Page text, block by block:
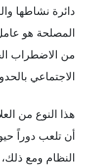
دائرة نشاطها
المصلحة هو
من الاضطراب
الاجتماعي
هذا النوع من
أن تلعب دوراً
النظام ومع